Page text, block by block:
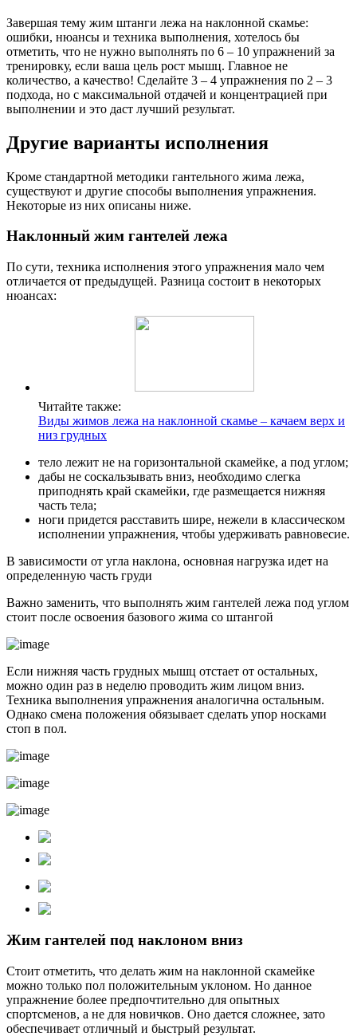
Завершая тему жим штанги лежа на наклонной скамье:
ошибки, нюансы и техника выполнения, хотелось бы
отметить, что не нужно выполнять по 6 – 10 упражнений за
тренировку, если ваша цель рост мышц. Главное не
количество, а качество! Сделайте 3 – 4 упражнения по 2 – 3
подхода, но с максимальной отдачей и концентрацией при
выполнении и это даст лучший результат.
Другие варианты исполнения
Кроме стандартной методики гантельного жима лежа,
существуют и другие способы выполнения упражнения.
Некоторые из них описаны ниже.
Наклонный жим гантелей лежа
По сути, техника исполнения этого упражнения мало чем
отличается от предыдущей. Разница состоит в некоторых
нюансах:
Читайте также:
Виды жимов лежа на наклонной скамье – качаем верх и
низ грудных
тело лежит не на горизонтальной скамейке, а под углом;
дабы не соскальзывать вниз, необходимо слегка
приподнять край скамейки, где размещается нижняя
часть тела;
ноги придется расставить шире, нежели в классическом
исполнении упражнения, чтобы удерживать равновесие.
В зависимости от угла наклона, основная нагрузка идет на
определенную часть груди
Важно заменить, что выполнять жим гантелей лежа под углом
стоит после освоения базового жима со штангой
Если нижняя часть грудных мышц отстает от остальных,
можно один раз в неделю проводить жим лицом вниз.
Техника выполнения упражнения аналогична остальным.
Однако смена положения обязывает сделать упор носками
стоп в пол.
Жим гантелей под наклоном вниз
Стоит отметить, что делать жим на наклонной скамейке
можно только пол положительным уклоном. Но данное
упражнение более предпочтительно для опытных
спортсменов, а не для новичков. Оно дается сложнее, зато
обеспечивает отличный и быстрый результат.